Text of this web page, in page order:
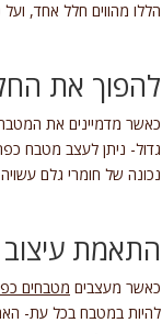
הללו מהווים חלל אחד,
להפוך את
כאשר מדמיינים את המטבח
גדול- ניתן לעצב מטבח
נכונה של חומרי גלם
התאמת
כאשר מעצבים מטבחים
להיות במטבח בכל עת-